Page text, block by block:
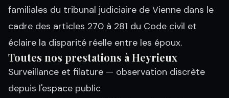
familiales du tribunal judiciaire de Vienne dans le
cadre des articles 270 à 281 du Code civil et
éclaire la disparité réelle entre les époux.
Toutes nos prestations à Heyrieux
Surveillance et filature — observation discrète
depuis l'espace public